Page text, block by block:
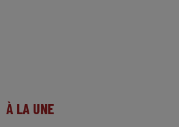
À LA UNE